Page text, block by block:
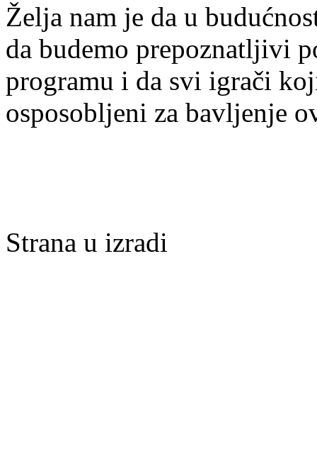
Želja nam je da u
da budemo prepoznatljivi
programu i da svi igrači
osposobljeni za bavljenje
Strana u izradi